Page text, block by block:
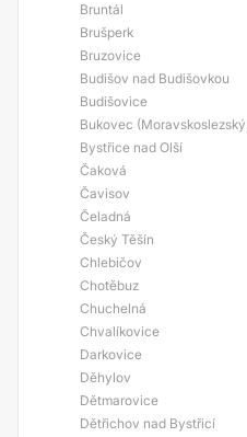
Bruntál
Brušperk
Bruzovice
Budišov nad Budišovkou
Budišovice
Bukovec
Bystřice nad Olší
Čaková
Čavisov
Čeladná
Český Těšín
Chlebičov
Chotěbuz
Chuchelná
Chvalíkovice
Darkovice
Děhylov
Dětmarovice
Dětřichov nad Bystřicí